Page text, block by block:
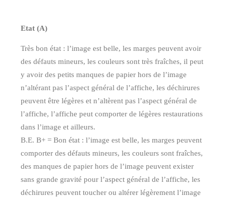
Etat (A)
Très bon état : l’image est belle, les marges peuvent avoir
des défauts mineurs, les couleurs sont très fraîches, il peut
y avoir des petits manques de papier hors de l’image
n’altérant pas l’aspect général de l’affiche, les déchirures
peuvent être légères et n’altèrent pas l’aspect général de
l’affiche, l’affiche peut comporter de légères restaurations
dans l’image et ailleurs.
B.E. B+ = Bon état : l’image est belle, les marges peuvent
comporter des défauts mineurs, les couleurs sont fraîches,
des manques de papier hors de l’image peuvent exister
sans grande gravité pour l’aspect général de l’affiche, les
déchirures peuvent toucher ou altérer légèrement l’image